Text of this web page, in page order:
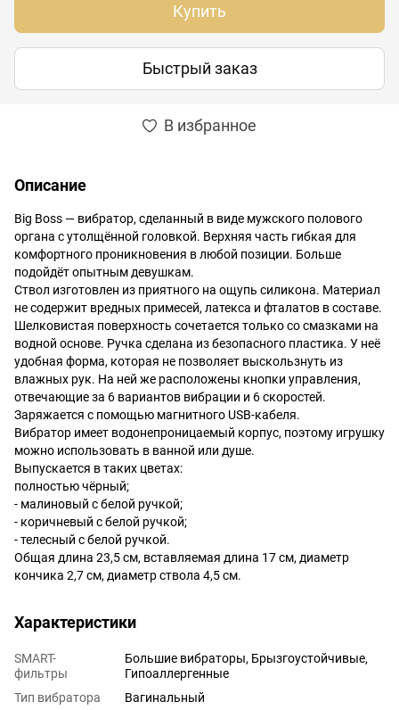
Купить
Быстрый заказ
В избранное
Описание
Big Boss — вибратор, сделанный в виде мужского полового
органа с утолщённой головкой. Верхняя часть гибкая для
комфортного проникновения в любой позиции. Больше
подойдёт опытным девушкам.
Ствол изготовлен из приятного на ощупь силикона. Материал
не содержит вредных примесей, латекса и фталатов в составе.
Шелковистая поверхность сочетается только со смазками на
водной основе. Ручка сделана из безопасного пластика. У неё
удобная форма, которая не позволяет выскользнуть из
влажных рук. На ней же расположены кнопки управления,
отвечающие за 6 вариантов вибрации и 6 скоростей.
Заряжается с помощью магнитного USB-кабеля.
Вибратор имеет водонепроницаемый корпус, поэтому игрушку
можно использовать в ванной или душе.
Выпускается в таких цветах:
полностью чёрный;
- малиновый с белой ручкой;
- коричневый с белой ручкой;
- телесный с белой ручкой.
Общая длина 23,5 см, вставляемая длина 17 см, диаметр
кончика 2,7 см, диаметр ствола 4,5 см.
Характеристики
SMART-
фильтры
Большие вибраторы, Брызгоустойчивые,
Гипоаллергенные
Тип вибратора
Вагинальный